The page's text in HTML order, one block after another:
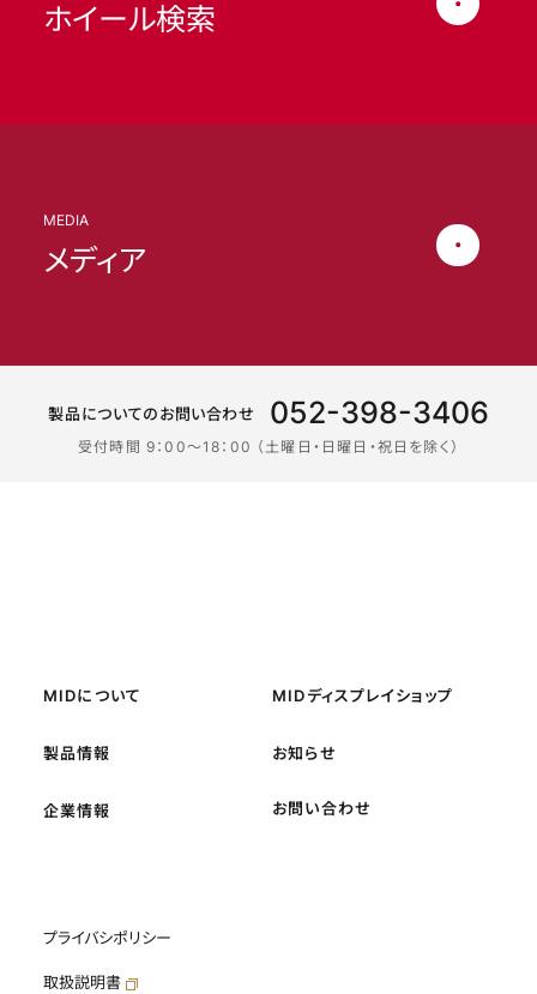
MEDIA
メディア
ホイール検索
製品についてのお問い合わせ
受付時間 9：00〜18：00 （土曜日・日曜日・祝日を除く）
052-398-3406
製品情報
企業情報
お知らせ
お問い合わせ
プライバシポリシー
取扱説明書
MIDについて MIDディスプレイショップ